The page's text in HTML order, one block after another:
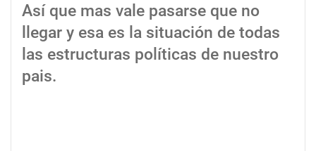
Así que mas vale pasarse que no
llegar y esa es la situación de todas
las estructuras políticas de nuestro
pais.